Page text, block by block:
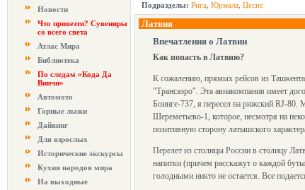
Новости
Что привезти? Сувениры
со всего света
Атлас Мира
Библиотека
По следам «Кода Да
Винчи»
Автомото
Горные лыжи
Дайвинг
Для взрослых
Исторические экскурсы
Кухня народов мира
На выходные
Подразделы: Рига Юрмала Цесис
Латвия
Впечатления о Латвии
Как попасть в Латвию?
К сожалению, прямых рейсов из Ташкента
"Трансаэро". Эта авиакомпания имеет
Боинге-737, я пересел на рижский RJ-80.
Шереметьево-1, которое, несмотря на
позитивную сторону латышского
Перелет из столицы России в столицу
напитки (причем расскажут о каждой
голодными никто не остается. Все